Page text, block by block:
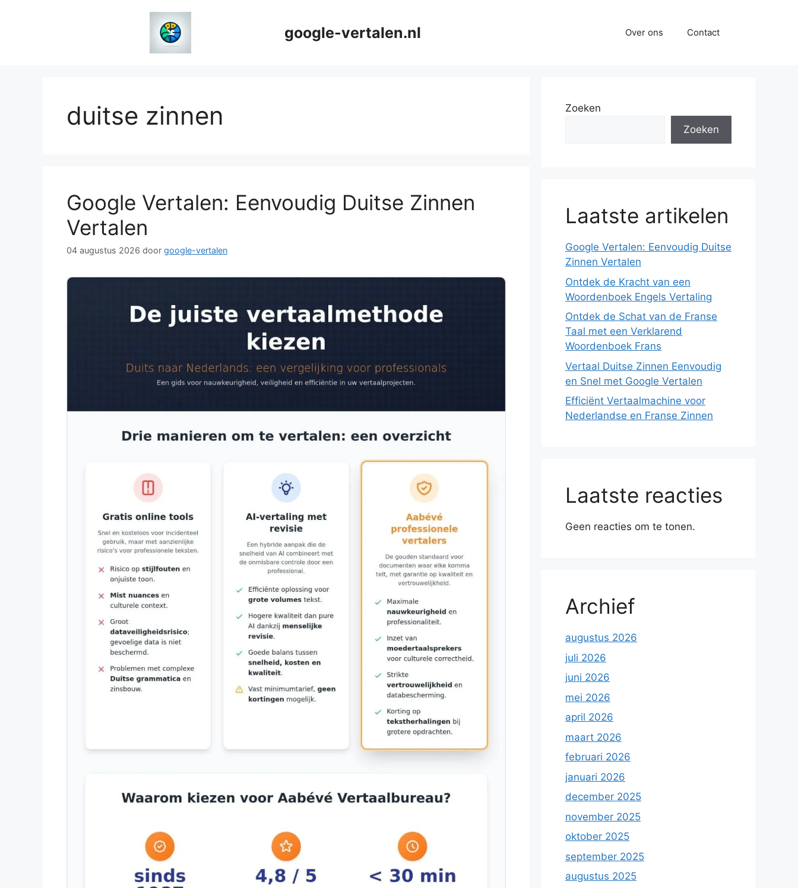
google-vertalen.nl Over ons Contact
duitse zinnen
Google Vertalen: Eenvoudig Duitse Zinnen
Vertalen
04 augustus 2026 door google-vertalen
Zoeken
Zoeken
Laatste artikelen
Google Vertalen: Eenvoudig Duitse
Zinnen Vertalen
Ontdek de Kracht van een
Woordenboek Engels Vertaling
Ontdek de Schat van de Franse
Taal met een Verklarend
Woordenboek Frans
Vertaal Duitse Zinnen Eenvoudig
en Snel met Google Vertalen
Efficiënt Vertaalmachine voor
Nederlandse en Franse Zinnen
Laatste reacties
Geen reacties om te tonen.
Archief
augustus 2026
juli 2026
juni 2026
mei 2026
april 2026
maart 2026
februari 2026
januari 2026
december 2025
november 2025
oktober 2025
september 2025
augustus 2025